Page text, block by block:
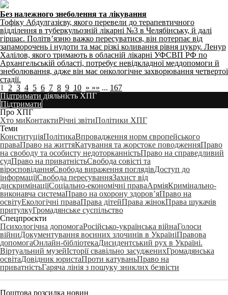
Без належного знеболення та лікування
Тофіку Абдулгазієву, якого перевели до терапевтичного
відділення в туберкульозній лікарні №3 в Челябінську, й далі
гіршає. Політвʼязню важко пересуватися, він потерпає від
запаморочень і нудоти та має різкі коливання рівня цукру. Ленур
Халілов, якого тримають в обласній лікарні УФСВП РФ по
Архангельській області, потребує невідкладної меддопомоги й
знеболювання, адже він має онкологічне захворювання четвертої
стадії.
1
2 3 4 5 6 7 8 9 10 » »» ... 167
Підтримати діяльність ХПГ
Підтримати
Про ХПГ
Хто миКонтактиРічні звітиПолітики ХПГ
Теми
КонституціяПолітикаВпровадження норм європейського
праваПраво на життяКатування та жорстоке поводженняПраво
на свободу та особисту недоторканністьПраво на справедливий
судПраво на приватністьСвобода совісті та
віросповіданняСвобода вираження поглядівДоступ до
інформаціїСвобода пересуванняЗахист від
дискримінаціїСоціально-економічні праваАрміяКримінально-
виконавча системаПраво на охорону здоров’яПраво на
освітуЕкологічні праваПрава дітейПрава жінокПрава шукачів
притулкуГромадянське суспільство
Спецпроєкти
Психологічна допомогаРосійсько-українська війнаГолоси
війниДокументування воєнних злочинів в УкраїніПравова
допомогаОнлайн-бібліотекаДисидентський рух в Україні.
Віртуальний музейІсторії свавільно засудженихГромадянська
освітаДовідник юристаПроти катуваньПраво на
приватністьГаряча лінія з пошуку зниклих безвісти
Поштова розсилка новин